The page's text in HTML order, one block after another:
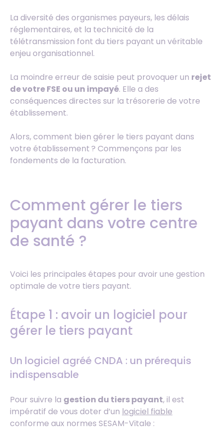
La diversité des organismes payeurs, les délais
réglementaires, et la technicité de la
télétransmission font du tiers payant un véritable
enjeu organisationnel.
La moindre erreur de saisie peut provoquer un rejet
de votre FSE ou un impayé. Elle a des
conséquences directes sur la trésorerie de votre
établissement.
Alors, comment bien gérer le tiers payant dans
votre établissement ? Commençons par les
fondements de la facturation.
Comment gérer le tiers
payant dans votre centre
de santé ?
Voici les principales étapes pour avoir une gestion
optimale de votre tiers payant.
Étape 1 : avoir un logiciel pour
gérer le tiers payant
Un logiciel agréé CNDA : un prérequis
indispensable
Pour suivre la gestion du tiers payant, il est
impératif de vous doter d’un logiciel fiable
conforme aux normes SESAM-Vitale :